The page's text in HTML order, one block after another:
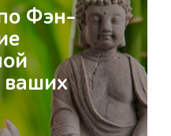
Фэн-
ваших